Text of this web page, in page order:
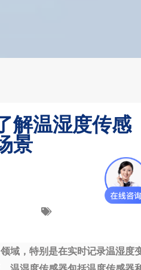
解温湿度传感
景
域，特别是在实时记录温湿度